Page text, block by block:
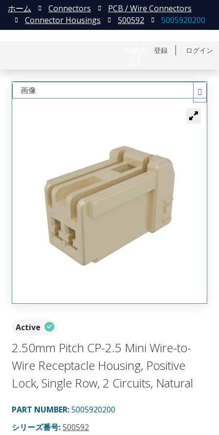
登録 ログイン
ホーム Connectors
PCB / Wire Connectors
Connector Housings
500592 5005920200
Active
2.50mm Pitch CP-2.5 Mini Wire-to-
Wire Receptacle Housing, Positive
Lock, Single Row, 2 Circuits, Natural
PART NUMBER:5005920200
シリーズ番号:500592
画像